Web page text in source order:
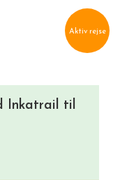
Aktiv rejse
Inkatrail til